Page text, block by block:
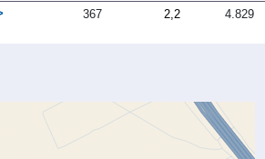
367 2,2 4.829